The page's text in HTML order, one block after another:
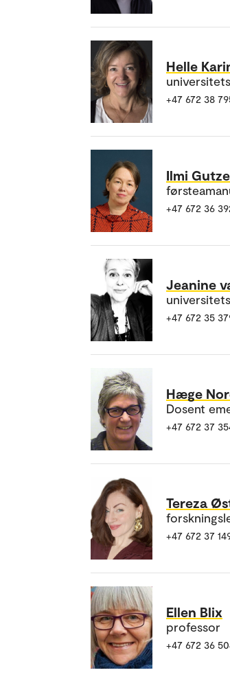
Helle
+47 672 38
Ilmi
+47 672 36
Jeanine
+47 672 35
Hæge
Dosent
+47 672 37
Tereza
+47 672 37
Ellen Blix
professor
+47 672 36